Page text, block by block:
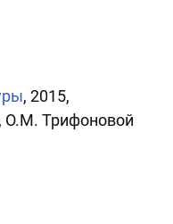
, 2015,
О.М. Трифоновой